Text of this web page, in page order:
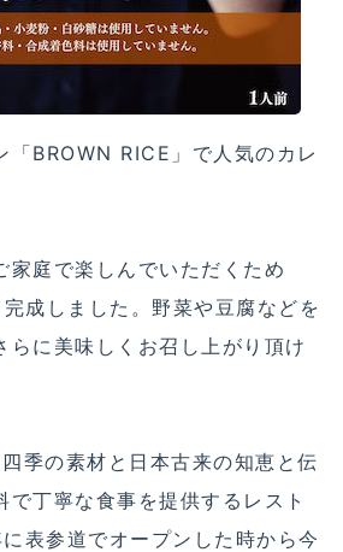
「BROWN RICE」で人気のカレ
家庭で楽しんでいただくため
成しました。野菜や豆腐などを
らに美味しくお召し上がり頂け
季の素材と日本古来の知恵と伝
で丁寧な食事を提供するレスト
表参道でオープンした時から今